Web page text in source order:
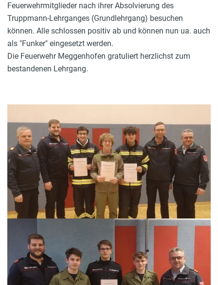
Feuerwehrmitglieder nach ihrer Absolvierung des
Truppmann-Lehrganges (Grundlehrgang) besuchen
können. Alle schlossen positiv ab und können nun ua. auch
als "Funker" eingesetzt werden.
Die Feuerwehr Meggenhofen gratuliert herzlichst zum
bestandenen Lehrgang.